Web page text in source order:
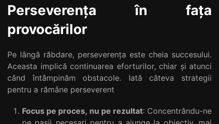
Perseverența în fața
provocărilor
Pe lângă răbdare, perseverența este cheia succesului.
Aceasta implică continuarea eforturilor, chiar și atunci
când întâmpinăm obstacole. Iată câteva strategii
pentru a rămâne perseverent
Focus pe proces, nu pe rezultat: Concentrându-ne